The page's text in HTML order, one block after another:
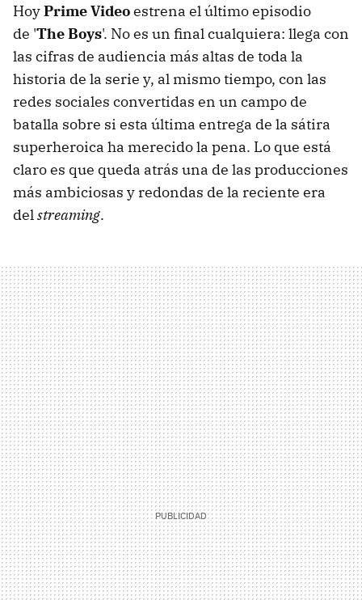
HoyPrime Videoestrena el último episodio
de 'The Boys'. No es un final cualquiera: llega con
las cifras de audiencia más altas de toda la
historia de la serie y, al mismo tiempo, con las
redes sociales convertidas en un campo de
batalla sobre si esta última entrega de la sátira
superheroica ha merecido la pena. Lo que está
claro es que queda atrás una de las producciones
más ambiciosas y redondas de la reciente era
delstreaming.